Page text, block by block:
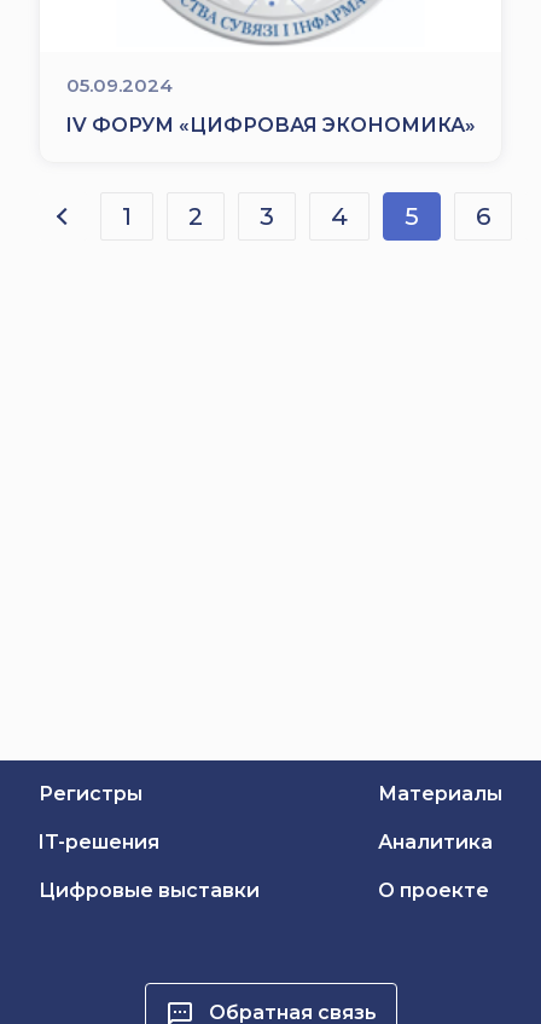
05.09.2024
IV ФОРУМ «ЦИФРОВАЯ ЭКОНОМИКА»
1 2 3 4 5
(текущая)
6
Регистры
IT-решения
Цифровые выставки
Материалы
Аналитика
О проекте
Обратная связь